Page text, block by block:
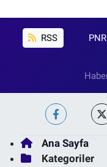
RSS
Ana Sayfa
Kategoriler